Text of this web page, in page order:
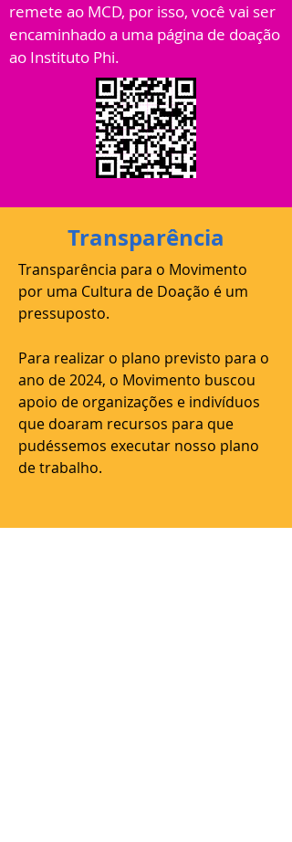
remete ao MCD, por isso, você vai ser
encaminhado a uma página de doação
ao Instituto Phi.
Transparência
Transparência para o Movimento
por uma Cultura de Doação é um
pressuposto.
Para realizar o plano previsto para o
ano de 2024, o Movimento buscou
apoio de organizações e indivíduos
que doaram recursos para que
pudéssemos executar nosso plano
de trabalho.